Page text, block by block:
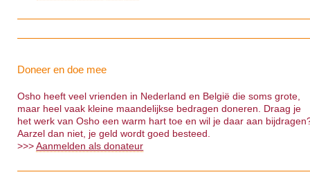
Doneer en doe mee
Osho heeft veel vrienden in Nederland en België die soms grote,
maar heel vaak kleine maandelijkse bedragen doneren. Draag je
het werk van Osho een warm hart toe en wil je daar aan
Aarzel dan niet, je geld wordt goed besteed.
>>>Aanmelden als donateur